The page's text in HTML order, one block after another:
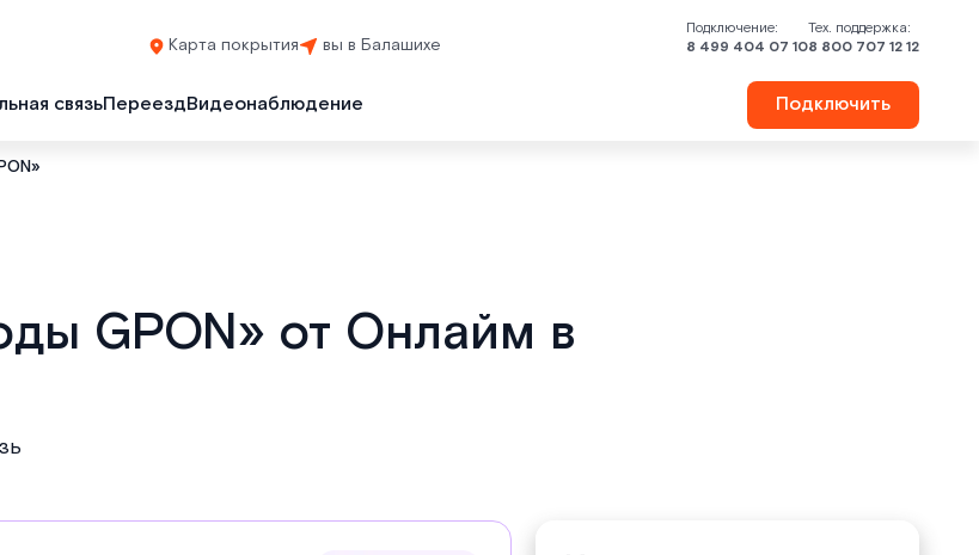
Карта покрытия вы в Балашихе
Подключение:
8 499 404 07 10
Тех. поддержка:
8 800 707 12 12
связьПереездВидеонаблюдение Подключить
GPON» от Онлайм в